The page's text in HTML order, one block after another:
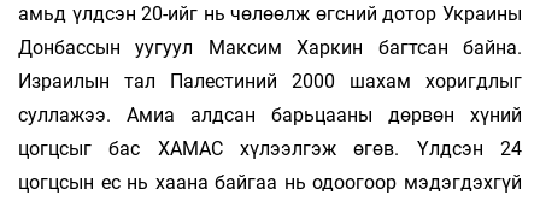
амьд үлдсэн 20-ийг нь чөлөөлж өгсний дотор Украины
Донбассын уугуул Максим Харкин багтсан байна.
Израилын тал Палестиний 2000 шахам хоригдлыг
суллажээ. Амиа алдсан барьцааны дөрвөн хүний
цогцсыг бас ХАМАС хүлээлгэж өгөв. Үлдсэн 24
цогцсын ес нь хаана байгаа нь одоогоор мэдэгдэхгүй